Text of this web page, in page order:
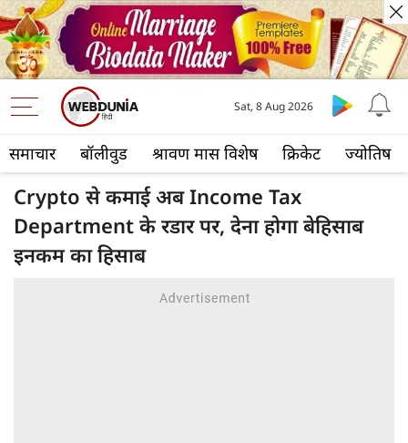
समाचार बॉलीवुड श्रावण मास विशेष क्रिकेट ज्योतिष
Sat, 8 Aug 2026
Crypto से कमाई अब Income Tax
Department के रडार पर, देना होगा बेहिसाब
इनकम का हिसाब